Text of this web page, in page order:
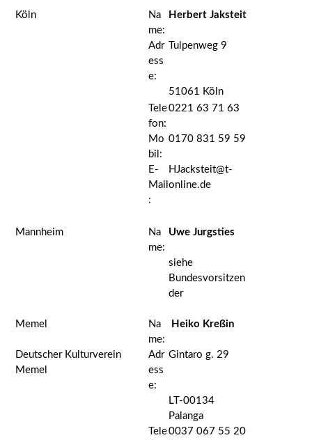
Köln
Na
me:
Herbert Jaksteit
Adr
ess
e:
Tulpenweg 9
51061 Köln
Tele
fon:
0221 63 71 63
Mo
bil:
0170 831 59 59
E-
Mail
:
HJacksteit@t-
online.de
Mannheim
Na
me:
Uwe Jurgsties
siehe
Bundesvorsitzen
der
Memel
Na
me:
Heiko Kreßin
Deutscher Kulturverein
Memel
Adr
ess
e:
Gintaro g. 29
LT-00134
Palanga
Tele0037 067 55 20